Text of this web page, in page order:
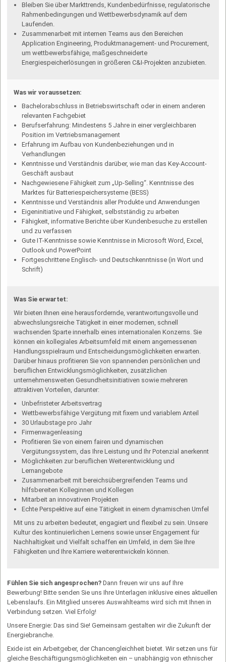
Bleiben Sie über Markttrends, Kundenbedürfnisse, regulatorische
Rahmenbedingungen und Wettbewerbsdynamik auf dem
Laufenden.
Zusammenarbeit mit internen Teams aus den Bereichen
Application Engineering, Produktmanagement- und Procure­ment,
um wettbewerbsfähige, maßgeschneiderte
Energiespeicherlösungen in größeren C&I-Projekten anzubieten.
Was wir voraussetzen:
Bachelorabschluss in Betriebswirtschaft oder in einem anderen
relevanten Fachgebiet
Berufserfahrung: Mindestens 5 Jahre in einer vergleichbaren
Position im Vertriebsmanagement
Erfahrung im Aufbau von Kundenbeziehungen und in
Verhandlungen
Kenntnisse und Verständnis darüber, wie man das Key-Account-
Geschäft ausbaut
Nachgewiesene Fähigkeit zum „Up-Selling“. Kenntnisse des
Marktes für Batteriespeichersysteme (BESS)
Kenntnisse und Verständnis aller Produkte und Anwendungen
Eigeninitiative und Fähigkeit, selbstständig zu arbeiten
Fähigkeit, informative Berichte über Kundenbesuche zu erstellen
und zu verfassen
Gute IT-Kenntnisse sowie Kenntnisse in Microsoft Word, Excel,
Outlook und PowerPoint
Fortgeschrittene Englisch- und Deutschkenntnisse (in Wort und
Schrift)
Was Sie erwartet:
Wir bieten Ihnen eine herausfordernde, verantwortungsvolle und
abwechslungsreiche Tätigkeit in einer modernen, schnell
wachsenden Sparte innerhalb eines internationalen Konzerns. Sie
können ein kollegiales Arbeitsumfeld mit einem ange­messenen
Handlungsspielraum und Entscheidungsmöglichkeiten erwarten.
Darüber hinaus profitieren Sie von spannen­den persönlichen und
beruflichen Entwicklungsmöglichkeiten, zusätzlichen
unternehmensweiten Gesundheitsinitiativen sowie mehreren
attraktiven Vorteilen, darunter:
Unbefristeter Arbeitsvertrag
Wettbewerbsfähige Vergütung mit fixem und variablem Anteil
30 Urlaubstage pro Jahr
Firmenwagenleasing
Profitieren Sie von einem fairen und dynamischen
Vergütungssystem, das Ihre Leistung und Ihr Potenzial anerkennt
Möglichkeiten zur beruflichen Weiterentwicklung und
Lernangebote
Zusammenarbeit mit bereichsübergreifenden Teams und
hilfsbereiten Kolleginnen und Kollegen
Mitarbeit an innovativen Projekten
Echte Perspektive auf eine Tätigkeit in einem dynamischen Umfel
Mit uns zu arbeiten bedeutet, engagiert und flexibel zu sein. Unsere
Kultur des kontinuierlichen Lernens sowie unser Engagement für
Nachhaltigkeit und Vielfalt schaffen ein Umfeld, in dem Sie Ihre
Fähigkeiten und Ihre Karriere weiterentwickeln können.
Fühlen Sie sich angesprochen?Dann freuen wir uns auf Ihre
Bewerbung! Bitte senden Sie uns Ihre Unterlagen inklusive eines aktuellen
Lebenslaufs. Ein Mitglied unseres Auswahlteams wird sich mit Ihnen in
Verbindung setzen. Viel Erfolg!
Unsere Energie: Das sind Sie! Gemeinsam gestalten wir die Zukunft der
Energiebranche.
Exide ist ein Arbeitgeber, der Chancengleichheit bietet. Wir setzen uns für
gleiche Beschäftigungsmöglichkeiten ein – unabhängig von ethnischer